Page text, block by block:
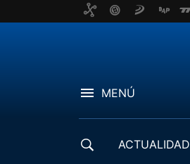
MENÚ
ACTUALIDAD